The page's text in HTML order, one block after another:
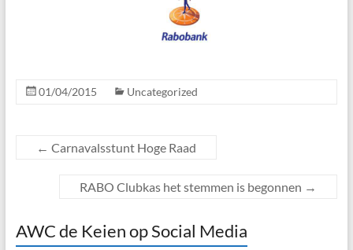
01/04/2015 Uncategorized
← Carnavalsstunt Hoge Raad
RABO Clubkas het stemmen is begonnen →
AWC de Keien op Social Media